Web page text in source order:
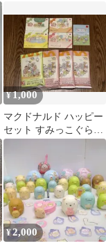
¥1,000
マクドナルド ハッピー
セット すみっこぐらし
ミニジグソーパズル バ
ラ4種
¥2,000